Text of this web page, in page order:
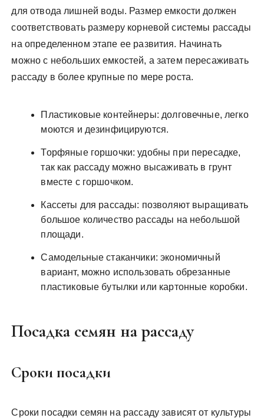
для отвода лишней воды. Размер емкости должен
соответствовать размеру корневой системы рассады
на определенном этапе ее развития. Начинать
можно с небольших емкостей, а затем пересаживать
рассаду в более крупные по мере роста.
Пластиковые контейнеры: долговечные, легко
моются и дезинфицируются.
Торфяные горшочки: удобны при пересадке,
так как рассаду можно высаживать в грунт
вместе с горшочком.
Кассеты для рассады: позволяют выращивать
большое количество рассады на небольшой
площади.
Самодельные стаканчики: экономичный
вариант, можно использовать обрезанные
пластиковые бутылки или картонные коробки.
Посадка семян на рассаду
Сроки посадки
Сроки посадки семян на рассаду зависят от культуры